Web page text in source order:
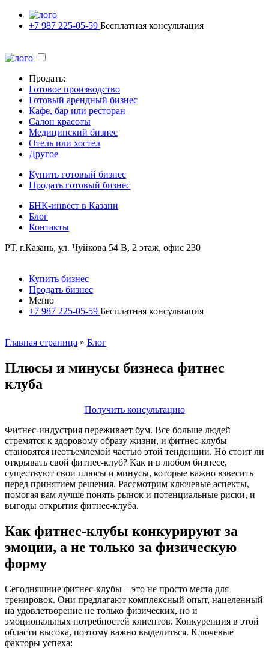
+7 987 225-05-59 Бесплатная консультация
Продать:
Готовое производство
Готовый арендный бизнес
Кафе, бар или ресторан
Салон красоты
Медицинский бизнес
Отель или хостел
Другое
Купить готовый бизнес
Продать готовый бизнес
БНК-инвест в Казани
Блог
Контакты
РТ, г.Казань, ул. Чуйкова 54 В, 2 этаж, офис 230
Купить бизнес
Продать бизнес
Меню
+7 987 225-05-59 Бесплатная консультация
Главная страница » Блог
Плюсы и минусы бизнеса фитнес
клуба
Получить консультацию
Фитнес-индустрия переживает бум. Все больше людей
стремятся к здоровому образу жизни, и фитнес-клубы
становятся неотъемлемой частью этой тенденции. Но стоит ли
открывать свой фитнес-клуб? Как и в любом бизнесе,
существуют свои плюсы и минусы, которые важно взвесить
перед принятием решения. Рассмотрим ключевые аспекты,
помогая вам лучше понять рынок и потенциальные риски, и
выгоды открытия фитнес-клуба.
Как фитнес-клубы конкурируют за
эмоции, а не только за физическую
форму
Сегодняшние фитнес-клубы – это не просто места для
тренировок. Они предлагают комплексный опыт, нацеленный
на удовлетворение не только физических, но и
эмоциональных потребностей клиентов. Конкуренция в этой
области высока, поэтому важно выделиться. Ключевые
факторы успеха: